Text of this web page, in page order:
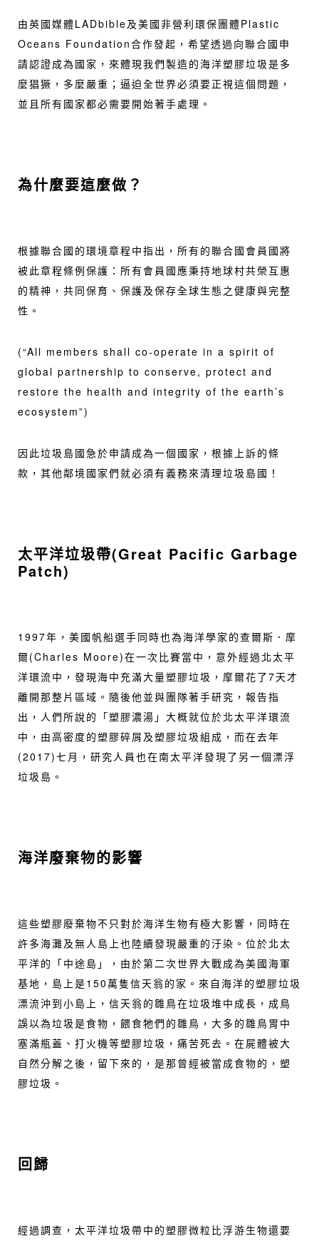
由英國媒體LADbible及美國非營利環保團體Plastic
Oceans Foundation合作發起，希望透過向聯合國申
請認證成為國家，來體現我們製造的海洋塑膠垃圾是多
麼猖獗，多麼嚴重；逼迫全世界必須要正視這個問題，
並且所有國家都必需要開始著手處理。
為什麼要這麼做？
根據聯合國的環境章程中指出，所有的聯合國會員國將
被此章程條例保護：所有會員國應秉持地球村共榮互惠
的精神，共同保育、保護及保存全球生態之健康與完整
性。
(“All members shall co-operate in a spirit of
global partnership to conserve, protect and
restore the health and integrity of the earth’s
ecosystem”)
因此垃圾島國急於申請成為一個國家，根據上訴的條
款，其他鄰境國家們就必須有義務來清理垃圾島國！
太平洋垃圾帶(Great Pacific Garbage
Patch)
1997年，美國帆船選手同時也為海洋學家的查爾斯．摩
爾(Charles Moore)在一次比賽當中，意外經過北太平
洋環流中，發現海中充滿大量塑膠垃圾，摩爾花了7天才
離開那整片區域。隨後他並與團隊著手研究，報告指
出，人們所說的「塑膠濃湯」大概就位於北太平洋環流
中，由高密度的塑膠碎屑及塑膠垃圾組成，而在去年
(2017)七月，研究人員也在南太平洋發現了另一個漂浮
垃圾島。
海洋廢棄物的影響
這些塑膠廢棄物不只對於海洋生物有極大影響，同時在
許多海灘及無人島上也陸續發現嚴重的汙染。位於北太
平洋的「中途島」，由於第二次世界大戰成為美國海軍
基地，島上是150萬隻信天翁的家。來自海洋的塑膠垃圾
漂流沖到小島上，信天翁的雛鳥在垃圾堆中成長，成鳥
誤以為垃圾是食物，餵食牠們的雛鳥，大多的雛鳥胃中
塞滿瓶蓋、打火機等塑膠垃圾，痛苦死去。在屍體被大
自然分解之後，留下來的，是那曾經被當成食物的，塑
膠垃圾。
回歸
經過調查，太平洋垃圾帶中的塑膠微粒比浮游生物還要